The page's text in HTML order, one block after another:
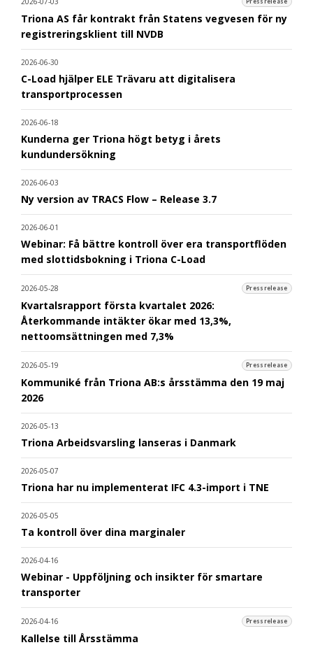
Pressrelease
Triona AS får kontrakt från Statens vegvesen för ny
registreringsklient till NVDB
2026-06-30
C-Load hjälper ELE Trävaru att digitalisera
transportprocessen
2026-06-18
Kunderna ger Triona högt betyg i årets
kundundersökning
2026-06-03
Ny version av TRACS Flow – Release 3.7
2026-06-01
Webinar: Få bättre kontroll över era transportflöden
med slottidsbokning i Triona C-Load
2026-05-28 Pressrelease
Kvartalsrapport första kvartalet 2026:
Återkommande intäkter ökar med 13,3%,
nettoomsättningen med 7,3%
2026-05-19 Pressrelease
Kommuniké från Triona AB:s årsstämma den 19 maj
2026
2026-05-13
Triona Arbeidsvarsling lanseras i Danmark
2026-05-07
Triona har nu implementerat IFC 4.3-import i TNE
2026-05-05
Ta kontroll över dina marginaler
2026-04-16
Webinar - Uppföljning och insikter för smartare
transporter
2026-04-16 Pressrelease
Kallelse till Årsstämma